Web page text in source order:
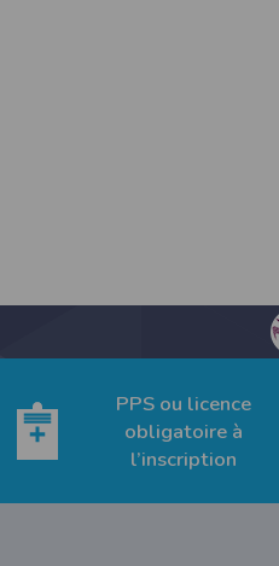
PPS ou licence
obligatoire à
l’inscription
de désactiver les cookies
Options
puis sélectionnez le menu